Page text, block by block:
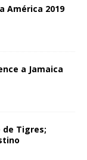
América 2019
a Jamaica
de Tigres;